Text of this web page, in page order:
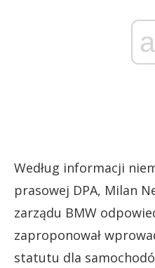
Według informacji
prasowej DPA, Milan
zarządu BMW
zaproponował
statutu dla